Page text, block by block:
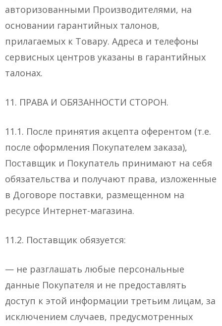
авторизованными Производителями, на
основании гарантийных талонов,
прилагаемых к Товару. Адреса и телефоны
сервисных центров указаны в гарантийных
талонах.
11. ПРАВА И ОБЯЗАННОСТИ СТОРОН.
11.1. После принятия акцепта оферентом (т.е.
после оформления Покупателем заказа),
Поставщик и Покупатель принимают на себя
обязательства и получают права, изложенные
в Договоре поставки, размещенном на
ресурсе Интернет-магазина.
11.2. Поставщик обязуется:
— не разглашать любые персональные
данные Покупателя и не предоставлять
доступ к этой информации третьим лицам, за
исключением случаев, предусмотренных